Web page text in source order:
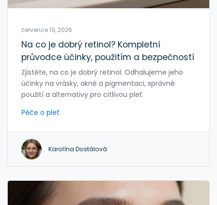
července 10, 2026
Na co je dobrý retinol? Kompletní
průvodce účinky, použitím a bezpečností
Zjistěte, na co je dobrý retinol. Odhalujeme jeho
účinky na vrásky, akné a pigmentaci, správné
použití a alternativy pro citlivou pleť.
Péče o pleť
Karolína Dostálová